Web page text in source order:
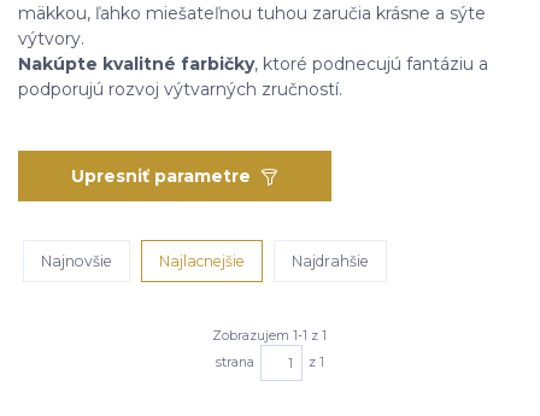
mäkkou, ľahko miešateľnou tuhou zaručia krásne a sýte
výtvory.
Nakúpte kvalitné farbičky, ktoré podnecujú fantáziu a
podporujú rozvoj výtvarných zručností.
Upresniť parametre
Najnovšie Najlacnejšie Najdrahšie
Zobrazujem 1-1 z 1
strana
z 1